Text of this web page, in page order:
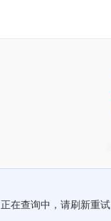
正在查询中，请刷新重试